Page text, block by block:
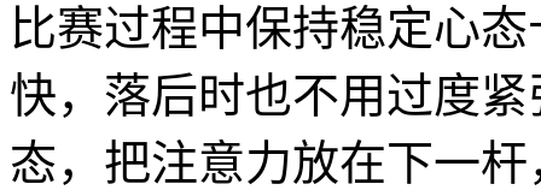
比赛过程中保持稳定心
快，落后时也不用过度
态，把注意力放在下一